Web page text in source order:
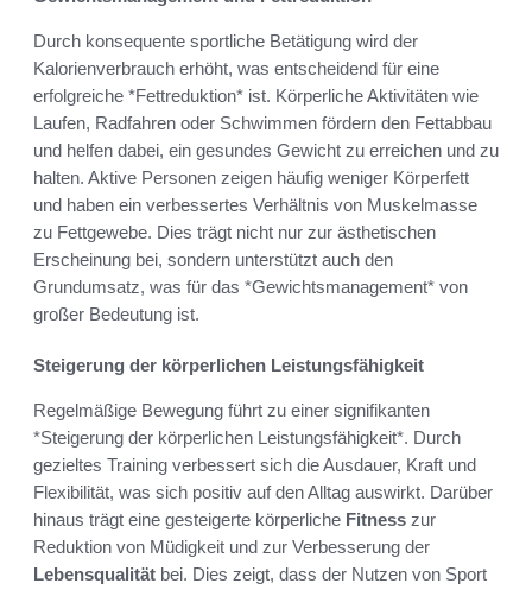
Durch konsequente sportliche Betätigung wird der
Kalorienverbrauch erhöht, was entscheidend für eine
erfolgreiche *Fettreduktion* ist. Körperliche Aktivitäten wie
Laufen, Radfahren oder Schwimmen fördern den Fettabbau
und helfen dabei, ein gesundes Gewicht zu erreichen und zu
halten. Aktive Personen zeigen häufig weniger Körperfett
und haben ein verbessertes Verhältnis von Muskelmasse
zu Fettgewebe. Dies trägt nicht nur zur ästhetischen
Erscheinung bei, sondern unterstützt auch den
Grundumsatz, was für das *Gewichtsmanagement* von
großer Bedeutung ist.
Steigerung der körperlichen Leistungsfähigkeit
Regelmäßige Bewegung führt zu einer signifikanten
*Steigerung der körperlichen Leistungsfähigkeit*. Durch
gezieltes Training verbessert sich die Ausdauer, Kraft und
Flexibilität, was sich positiv auf den Alltag auswirkt. Darüber
hinaus trägt eine gesteigerte körperliche Fitness zur
Reduktion von Müdigkeit und zur Verbesserung der
Lebensqualität bei. Dies zeigt, dass der Nutzen von Sport